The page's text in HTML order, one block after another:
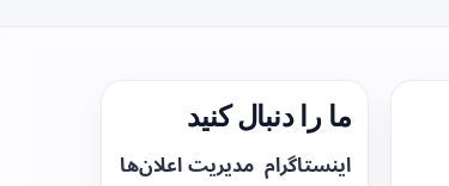
ما را دنبال کنید
اینستاگرام مدیریت اعلان‌ها